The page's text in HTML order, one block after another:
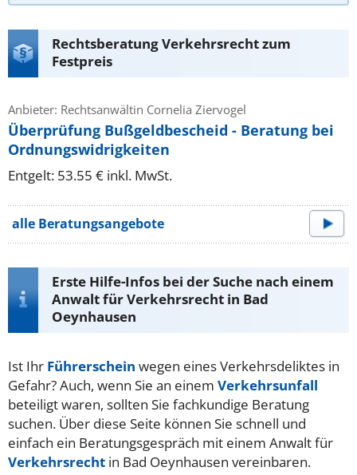
Rechtsberatung Verkehrsrecht zum
Festpreis
Anbieter: Rechtsanwältin Cornelia Ziervogel
Überprüfung Bußgeldbescheid - Beratung bei
Ordnungswidrigkeiten
Entgelt: 53.55 € inkl. MwSt.
alle Beratungsangebote
Erste Hilfe-Infos bei der Suche nach einem
Anwalt für Verkehrsrecht in Bad
Oeynhausen
Ist Ihr Führerschein wegen eines Verkehrsdeliktes in
Gefahr? Auch, wenn Sie an einem Verkehrsunfall
beteiligt waren, sollten Sie fachkundige Beratung
suchen. Über diese Seite können Sie schnell und
einfach ein Beratungsgespräch mit einem Anwalt für
Verkehrsrecht in Bad Oeynhausen vereinbaren.